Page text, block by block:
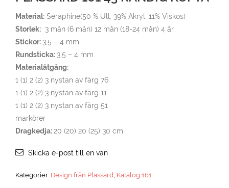
Material: Seraphine(50 % Ull, 39% Akryl, 11% Viskos)
Storlek: 3 mån (6 mån) 12 mån (18-24 mån) 4 år
Stickor: 3,5 – 4 mm
Rundsticka: 3,5 – 4 mm
Materialåtgång:
1 (1) 2 (2) 3 nystan av färg 76
1 (1) 2 (2) 3 nystan av färg 11
1 (1) 2 (2) 3 nystan av färg 51
markörer
Dragkedja: 20 (20) 20 (25) 30 cm
Skicka e-post till en vän
Kategorier: Design från Plassard Katalog 161